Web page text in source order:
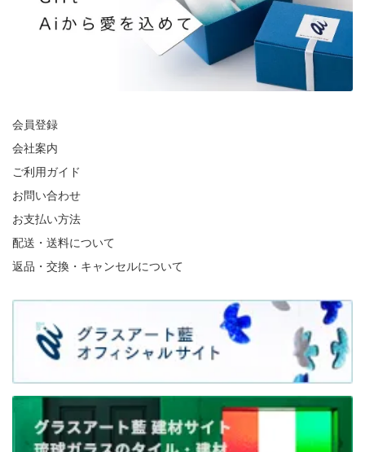
会員登録
会社案内
ご利用ガイド
お問い合わせ
お支払い方法
配送・送料について
返品・交換・キャンセルについて